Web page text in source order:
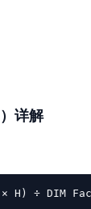
详解
H) ÷ DIM